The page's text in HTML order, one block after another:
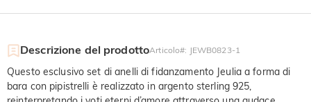
Descrizione del prodottoArticolo#: JEWB0823-1
Questo esclusivo set di anelli di fidanzamento Jeulia a forma di
bara con pipistrelli è realizzato in argento sterling 925,